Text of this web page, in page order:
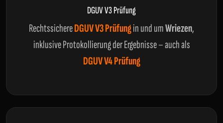
DGUV V3 Prüfung
RechtssichereDGUV V3 Prüfungin und umWriezen,
inklusive Protokollierung der Ergebnisse – auch als
DGUV V4 Prüfung